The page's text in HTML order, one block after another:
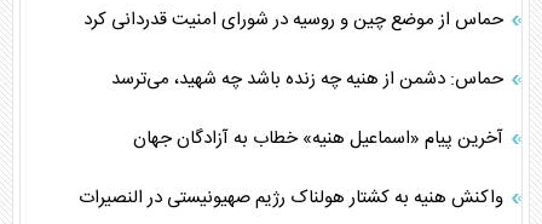
حماس از موضع چین و روسیه در شورای امنیت قدردانی کرد
حماس: دشمن از هنیه چه زنده باشد چه شهید، می‌ترسد
آخرین پیام «اسماعیل هنیه» خطاب به آزادگان جهان
واکنش هنیه به کشتار هولناک رژیم صهیونیستی در النصیرات